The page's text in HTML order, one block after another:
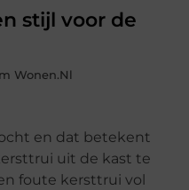
stijl voor de
Wonen.nl
en dat betekent
uit de kast te
foute kersttrui vol